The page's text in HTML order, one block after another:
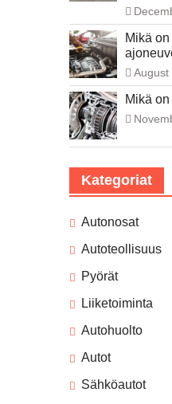
Mikä
August
Mikä
Kategoriat
Autonosat
Autoteollisuus
Pyörät
Liiketoiminta
Autohuolto
Autot
Sähköautot